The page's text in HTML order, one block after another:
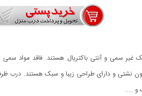
غیر سمی و آنتی باکتریال هستند. فاقد مواد
نشتی و دارای طراحی زیبا و سبک هستند. درب
و ....